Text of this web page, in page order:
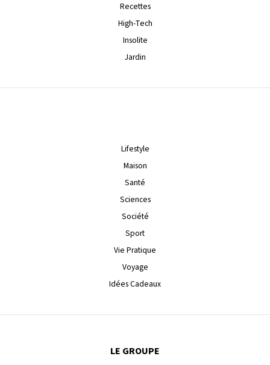
Recettes
High-Tech
Insolite
Jardin
Lifestyle
Maison
Santé
Sciences
Société
Sport
Vie Pratique
Voyage
Idées Cadeaux
LE GROUPE